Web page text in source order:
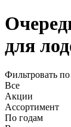
для
Фильтровать
Все
Акции
Ассортимент
По годам